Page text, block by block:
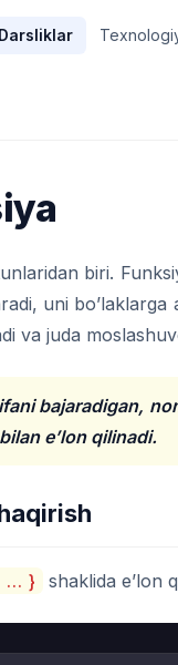
Darsliklar
biri.
uni bo’laklarga
va juda
bajaradigan,
bilan e’lon qilinadi.
} shaklida e’lon